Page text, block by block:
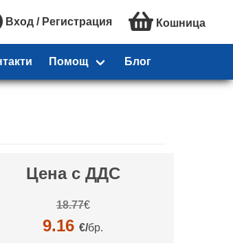
Вход / Регистрация Кошница
Помощ Блог
Цена с ДДС
18.77€
9.16 €/бр.